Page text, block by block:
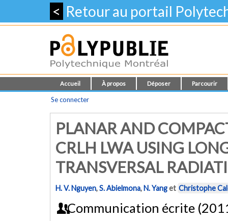
< Retour au portail
Accueil À propos Déposer Parcourir
Se connecter
PLANAR AND
CRLH LWA USING
TRANSVERSAL
H. V. Nguyen,S. Abielmona,N. Yanget Christophe
Communication écrite